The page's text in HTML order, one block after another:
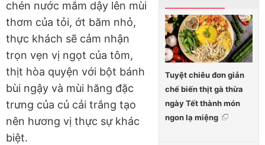
Tuyệt chiêu đơn giản
chế biến thịt gà thừa
ngày Tết thành món
ngon lạ miệng
chén nước mắm dậy lên mùi
thơm của tỏi, ớt băm nhỏ,
thực khách sẽ cảm nhận
trọn vẹn vị ngọt của tôm,
thịt hòa quyện với bột bánh
bùi ngậy và mùi hăng đặc
trưng của củ cải trắng tạo
nên hương vị thực sự khác
biệt.